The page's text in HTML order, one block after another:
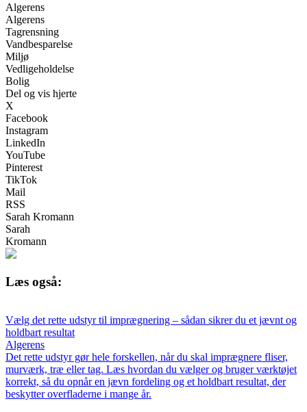
Algerens
Algerens
Tagrensning
Vandbesparelse
Miljø
Vedligeholdelse
Bolig
Del og vis hjerte
X
Facebook
Instagram
LinkedIn
YouTube
Pinterest
TikTok
Mail
RSS
Sarah Kromann
Sarah
Kromann
Læs også:
Vælg det rette udstyr til imprægnering – sådan sikrer du et jævnt og
holdbart resultat
Algerens
Det rette udstyr gør hele forskellen, når du skal imprægnere fliser,
murværk, træ eller tag. Læs hvordan du vælger og bruger værktøjet
korrekt, så du opnår en jævn fordeling og et holdbart resultat, der
beskytter overfladerne i mange år.